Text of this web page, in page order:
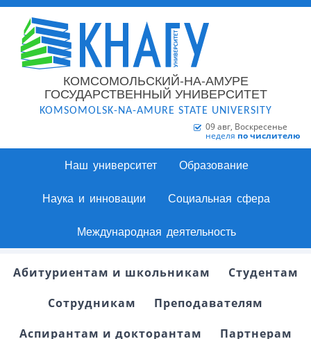
КОМСОМОЛЬСКИЙ-НА-АМУРЕ
ГОСУДАРСТВЕННЫЙ УНИВЕРСИТЕТ
KOMSOMOLSK-NA-AMURE STATE UNIVERSITY
09 авг, Воскресенье
неделя по числителю
Наш университет Образование
Наука и инновации Социальная сфера
Международная деятельность
Абитуриентам и школьникам
Студентам
Сотрудникам
Преподавателям
Аспирантам и докторантам
Партнерам